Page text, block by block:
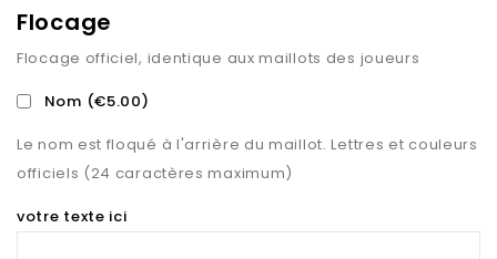
Flocage
Flocage officiel, identique aux maillots des joueurs
Nom (€5.00)
Le nom est floqué à l'arrière du maillot. Lettres et couleurs
officiels (24 caractères maximum)
votre texte ici